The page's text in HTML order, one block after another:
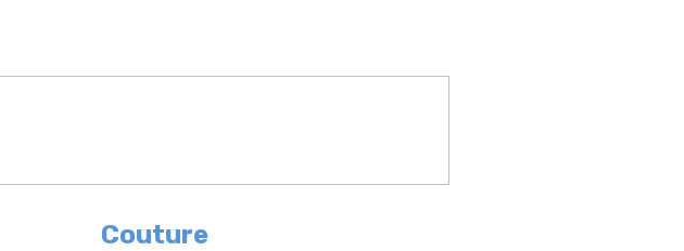
Couture